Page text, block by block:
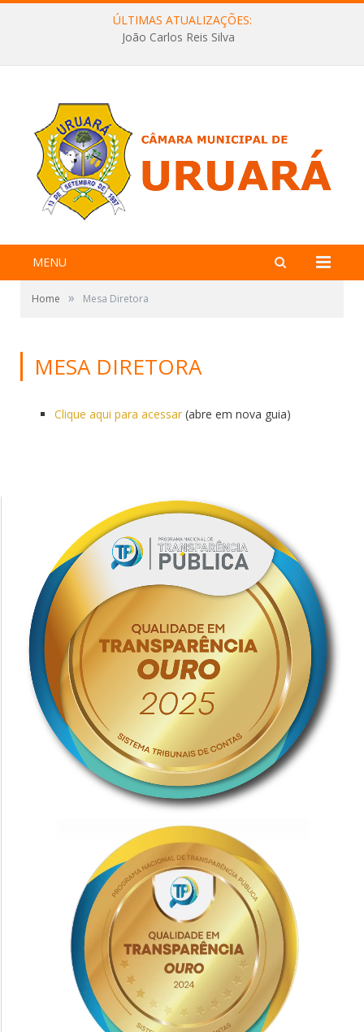
ÚLTIMAS ATUALIZAÇÕES:
João Carlos Reis Silva
MENU
Home » Mesa Diretora
MESA DIRETORA
Clique aqui para acessar (abre em nova guia)